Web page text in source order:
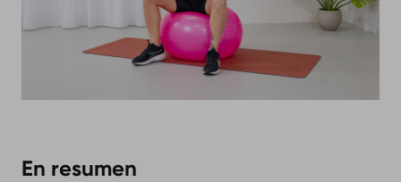
En resumen